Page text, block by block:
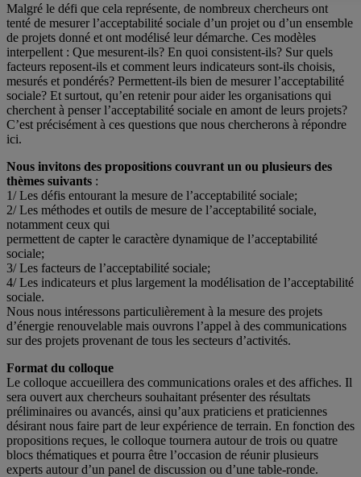
Malgré le défi que cela représente, de nombreux chercheurs ont
tenté de mesurer l’acceptabilité sociale d’un projet ou d’un ensemble
de projets donné et ont modélisé leur démarche. Ces modèles
interpellent : Que mesurent-ils? En quoi consistent-ils? Sur quels
facteurs reposent-ils et comment leurs indicateurs sont-ils choisis,
mesurés et pondérés? Permettent-ils bien de mesurer l’acceptabilité
sociale? Et surtout, qu’en retenir pour aider les organisations qui
cherchent à penser l’acceptabilité sociale en amont de leurs projets?
C’est précisément à ces questions que nous chercherons à répondre
ici.
Nous invitons des propositions couvrant un ou plusieurs des
thèmes suivants :
1/ Les défis entourant la mesure de l’acceptabilité sociale;
2/ Les méthodes et outils de mesure de l’acceptabilité sociale,
notamment ceux qui
permettent de capter le caractère dynamique de l’acceptabilité
sociale;
3/ Les facteurs de l’acceptabilité sociale;
4/ Les indicateurs et plus largement la modélisation de l’acceptabilité
sociale.
Nous nous intéressons particulièrement à la mesure des projets
d’énergie renouvelable mais ouvrons l’appel à des communications
sur des projets provenant de tous les secteurs d’activités.
Format du colloque
Le colloque accueillera des communications orales et des affiches. Il
sera ouvert aux chercheurs souhaitant présenter des résultats
préliminaires ou avancés, ainsi qu’aux praticiens et praticiennes
désirant nous faire part de leur expérience de terrain. En fonction des
propositions reçues, le colloque tournera autour de trois ou quatre
blocs thématiques et pourra être l’occasion de réunir plusieurs
experts autour d’un panel de discussion ou d’une table-ronde.